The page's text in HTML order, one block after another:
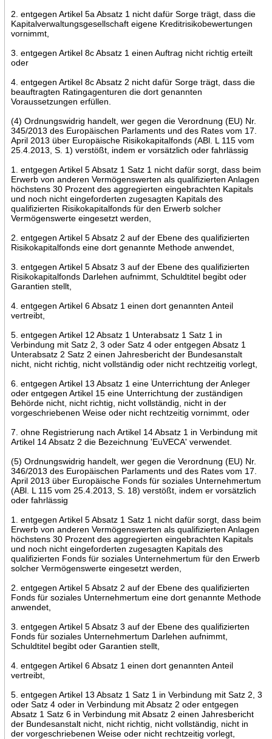
2. entgegen Artikel 5a Absatz 1 nicht dafür Sorge trägt, dass die
Kapitalverwaltungsgesellschaft eigene Kreditrisikobewertungen
vornimmt,
3. entgegen Artikel 8c Absatz 1 einen Auftrag nicht richtig erteilt
oder
4. entgegen Artikel 8c Absatz 2 nicht dafür Sorge trägt, dass die
beauftragten Ratingagenturen die dort genannten
Voraussetzungen erfüllen.
(4) Ordnungswidrig handelt, wer gegen die Verordnung (EU) Nr.
345/2013 des Europäischen Parlaments und des Rates vom 17.
April 2013 über Europäische Risikokapitalfonds (ABl. L 115 vom
25.4.2013, S. 1) verstößt, indem er vorsätzlich oder fahrlässig
1. entgegen Artikel 5 Absatz 1 Satz 1 nicht dafür sorgt, dass beim
Erwerb von anderen Vermögenswerten als qualifizierten Anlagen
höchstens 30 Prozent des aggregierten eingebrachten Kapitals
und noch nicht eingeforderten zugesagten Kapitals des
qualifizierten Risikokapitalfonds für den Erwerb solcher
Vermögenswerte eingesetzt werden,
2. entgegen Artikel 5 Absatz 2 auf der Ebene des qualifizierten
Risikokapitalfonds eine dort genannte Methode anwendet,
3. entgegen Artikel 5 Absatz 3 auf der Ebene des qualifizierten
Risikokapitalfonds Darlehen aufnimmt, Schuldtitel begibt oder
Garantien stellt,
4. entgegen Artikel 6 Absatz 1 einen dort genannten Anteil
vertreibt,
5. entgegen Artikel 12 Absatz 1 Unterabsatz 1 Satz 1 in
Verbindung mit Satz 2, 3 oder Satz 4 oder entgegen Absatz 1
Unterabsatz 2 Satz 2 einen Jahresbericht der Bundesanstalt
nicht, nicht richtig, nicht vollständig oder nicht rechtzeitig vorlegt,
6. entgegen Artikel 13 Absatz 1 eine Unterrichtung der Anleger
oder entgegen Artikel 15 eine Unterrichtung der zuständigen
Behörde nicht, nicht richtig, nicht vollständig, nicht in der
vorgeschriebenen Weise oder nicht rechtzeitig vornimmt, oder
7. ohne Registrierung nach Artikel 14 Absatz 1 in Verbindung mit
Artikel 14 Absatz 2 die Bezeichnung 'EuVECA' verwendet.
(5) Ordnungswidrig handelt, wer gegen die Verordnung (EU) Nr.
346/2013 des Europäischen Parlaments und des Rates vom 17.
April 2013 über Europäische Fonds für soziales Unternehmertum
(ABl. L 115 vom 25.4.2013, S. 18) verstößt, indem er vorsätzlich
oder fahrlässig
1. entgegen Artikel 5 Absatz 1 Satz 1 nicht dafür sorgt, dass beim
Erwerb von anderen Vermögenswerten als qualifizierten Anlagen
höchstens 30 Prozent des aggregierten eingebrachten Kapitals
und noch nicht eingeforderten zugesagten Kapitals des
qualifizierten Fonds für soziales Unternehmertum für den Erwerb
solcher Vermögenswerte eingesetzt werden,
2. entgegen Artikel 5 Absatz 2 auf der Ebene des qualifizierten
Fonds für soziales Unternehmertum eine dort genannte Methode
anwendet,
3. entgegen Artikel 5 Absatz 3 auf der Ebene des qualifizierten
Fonds für soziales Unternehmertum Darlehen aufnimmt,
Schuldtitel begibt oder Garantien stellt,
4. entgegen Artikel 6 Absatz 1 einen dort genannten Anteil
vertreibt,
5. entgegen Artikel 13 Absatz 1 Satz 1 in Verbindung mit Satz 2, 3
oder Satz 4 oder in Verbindung mit Absatz 2 oder entgegen
Absatz 1 Satz 6 in Verbindung mit Absatz 2 einen Jahresbericht
der Bundesanstalt nicht, nicht richtig, nicht vollständig, nicht in
der vorgeschriebenen Weise oder nicht rechtzeitig vorlegt,